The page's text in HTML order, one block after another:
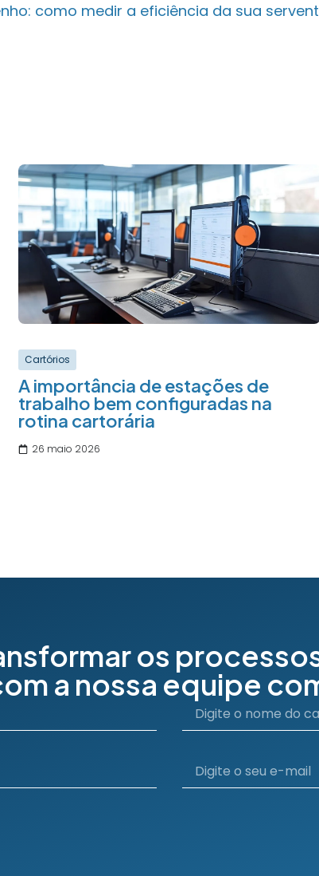
como medir a eficiência da sua
Cartórios
A importância de estações de
trabalho bem configuradas na
rotina cartorária
26 maio 2026
os
a nossa equipe